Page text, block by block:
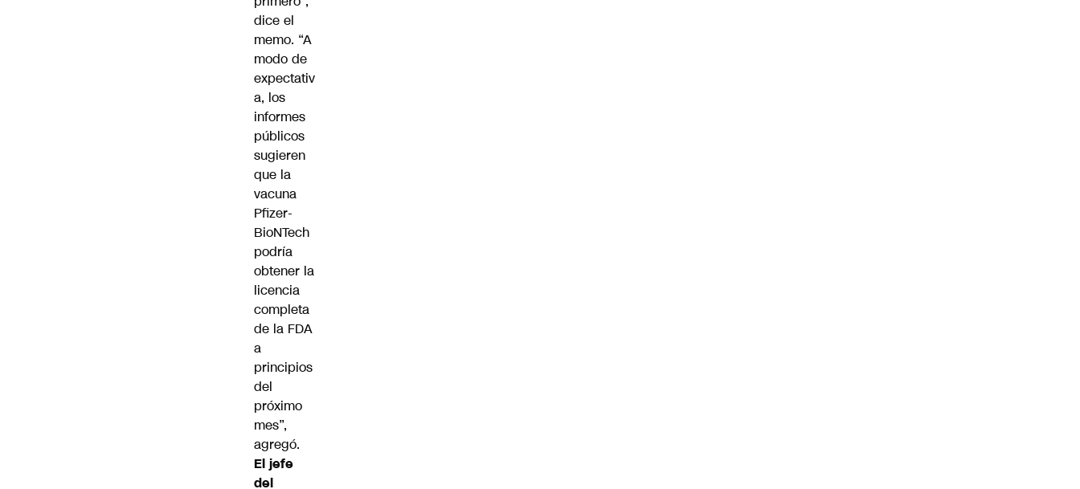
dice el
memo. “A
modo de
expectativ
a, los
informes
públicos
sugieren
que la
vacuna
Pfizer-
BioNTech
podría
obtener la
licencia
completa
de la FDA
a
principios
del
próximo
mes”,
agregó.
El jefe
del